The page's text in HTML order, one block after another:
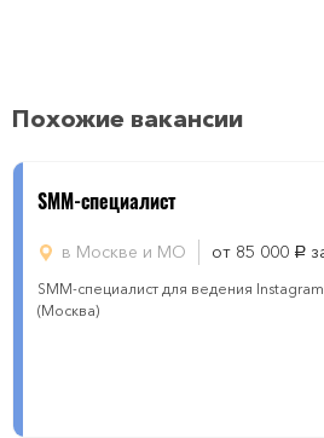
Похожие вакансии
SMM-специалист
в Москве и МО от 85 000 руб.
SMM-специалист для ведения
(Москва)